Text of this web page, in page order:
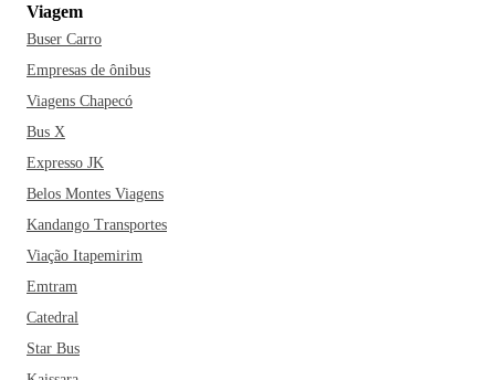
Viagem
Buser Carro
Empresas de ônibus
Viagens Chapecó
Bus X
Expresso JK
Belos Montes Viagens
Kandango Transportes
Viação Itapemirim
Emtram
Catedral
Star Bus